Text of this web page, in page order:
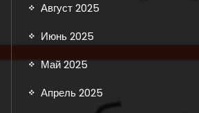
Август 2025
Июнь 2025
Май 2025
Апрель 2025